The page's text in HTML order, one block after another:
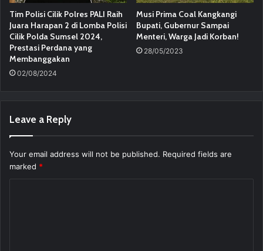
Tim Polisi Cilik Polres PALI Raih
Juara Harapan 2 di Lomba Polisi
Cilik Polda Sumsel 2024,
Prestasi Perdana yang
Membanggakan
02/08/2024
Musi Prima Coal Kangkangi
Bupati, Gubernur Sampai
Menteri, Warga Jadi Korban!
28/05/2023
Leave a Reply
Your email address will not be published. Required fields are
marked *